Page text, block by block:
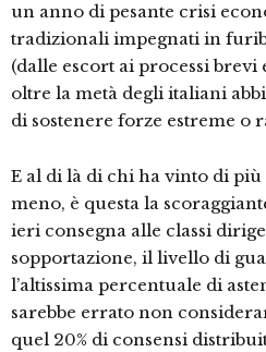
un anno di pesante crisi
tradizionali impegnati in
(dalle escort ai processi
oltre la metà degli italiani
di sostenere forze estreme o
E al di là di chi ha vinto di
meno, è questa la
ieri consegna alle classi
sopportazione, il livello di
l’altissima percentuale di
sarebbe errato non
quel 20% di consensi